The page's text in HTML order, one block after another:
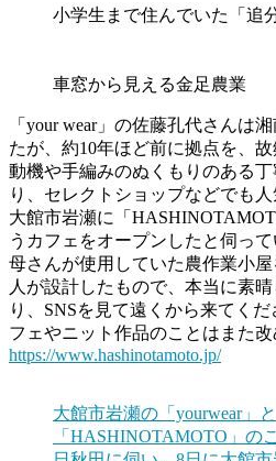
小学生まで住んでいた「追分
車窓から見える金足農業
「your wear」の佐藤孔代さんは
たが、約10年ほど前に拠点を、
動機や手編みのぬくもりのある
り、セレクトショップなどでも
大館市岩瀬に「
うカフェをオープンしたと伺っ
母さんが使用していた農作業小
人が設計したもので、本当に素
り、SNSを見て遠くから来てく
フェやニット作品のことはまた改
https://www.hashinotamoto.jp/
大館市岩瀬の「yourwear」と
「HASHINOTAMOTO」の